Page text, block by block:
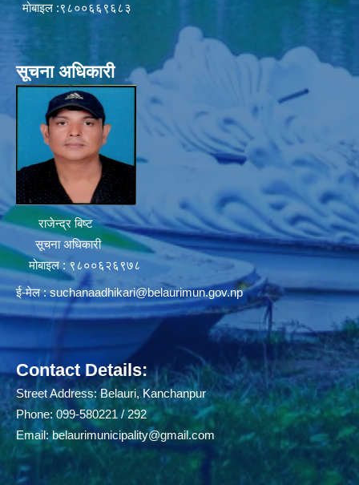
मोबाइल :९८००६६९६८३
सूचना अधिकारी
राजेन्द्र बिष्ट
सूचना अधिकारी
मोबाइल : ९८००६२६९७८
ई-मेल :suchanaadhikari@belaurimun.gov.np
Contact Details:
Street Address: Belauri, Kanchanpur
Phone: 099-580221 / 292
Email:belaurimunicipality@gmail.com